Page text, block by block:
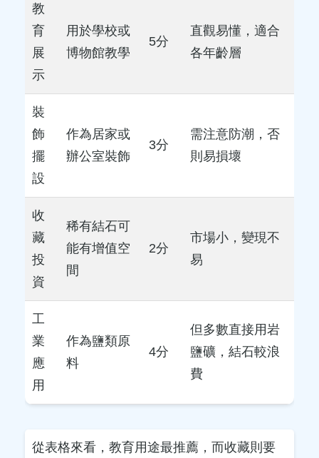
教
育
展
示
用於學校或
博物館教學
5分
直觀易懂，適合
各年齡層
裝
飾
擺
設
作為居家或
辦公室裝飾
3分
需注意防潮，否
則易損壞
收
藏
投
資
稀有結石可
能有增值空
間
2分
市場小，變現不
易
工
業
應
用
作為鹽類原
料
4分
但多數直接用岩
鹽礦，結石較浪
費
從表格來看，教育用途最推薦，而收藏則要